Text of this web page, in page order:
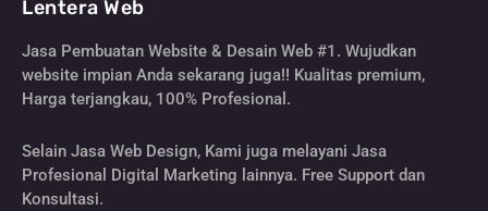
Lentera Web
Jasa Pembuatan Website & Desain Web #1. Wujudkan
website impian Anda sekarang juga!! Kualitas premium,
Harga terjangkau, 100% Profesional.
Selain Jasa Web Design, Kami juga melayani Jasa
Profesional Digital Marketing lainnya. Free Support dan
Konsultasi.